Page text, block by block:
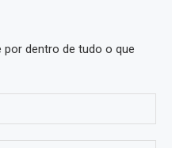
dentro de tudo o que